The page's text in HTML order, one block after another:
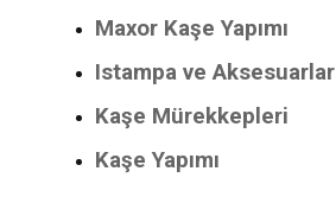
Maxor Kaşe Yapımı
Istampa ve Aksesuarlar
Kaşe Mürekkepleri
Kaşe Yapımı